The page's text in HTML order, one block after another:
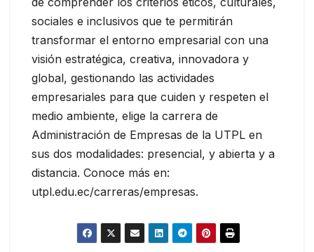
sociales e inclusivos que te permitirán
transformar el entorno empresarial con una
visión estratégica, creativa, innovadora y
global, gestionando las actividades
empresariales para que cuiden y respeten el
medio ambiente, elige la carrera de
Administración de Empresas de la UTPL en
sus dos modalidades: presencial, y abierta y a
distancia. Conoce más en:
utpl.edu.ec/carreras/empresas.